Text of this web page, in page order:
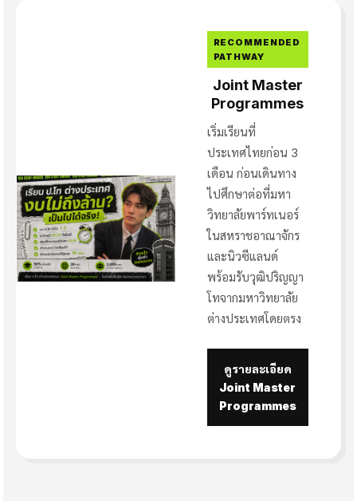
RECOMMENDED
PATHWAY
Joint Master
Programmes
เริ่มเรียนที่
ประเทศไทยก่อน 3
เดือน ก่อนเดินทาง
ไปศึกษาต่อที่มหา
วิทยาลัยพาร์ทเนอร์
ในสหราชอาณาจักร
และนิวซีแลนด์
พร้อมรับวุฒิปริญญา
โทจากมหาวิทยาลัย
ต่างประเทศโดยตรง
ดูรายละเอียด
Joint Master
Programmes